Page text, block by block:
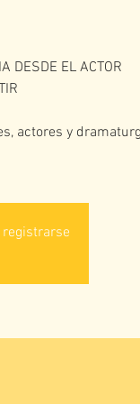
DESDE EL ACTOR​
actores y